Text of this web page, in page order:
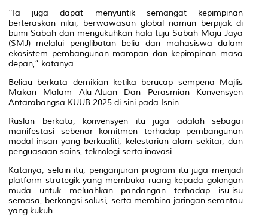
“Ia juga dapat menyuntik semangat kepimpinan
berteraskan nilai, berwawasan global namun berpijak di
bumi Sabah dan mengukuhkan hala tuju Sabah Maju Jaya
(SMJ) melalui penglibatan belia dan mahasiswa dalam
ekosistem pembangunan mampan dan kepimpinan masa
depan,” katanya.
Beliau berkata demikian ketika berucap sempena Majlis
Makan Malam Alu-Aluan Dan Perasmian Konvensyen
Antarabangsa KUUB 2025 di sini pada Isnin.
Ruslan berkata, konvensyen itu juga adalah sebagai
manifestasi sebenar komitmen terhadap pembangunan
modal insan yang berkualiti, kelestarian alam sekitar, dan
penguasaan sains, teknologi serta inovasi.
Katanya, selain itu, penganjuran program itu juga menjadi
platform strategik yang membuka ruang kepada golongan
muda untuk meluahkan pandangan terhadap isu-isu
semasa, berkongsi solusi, serta membina jaringan serantau
yang kukuh.